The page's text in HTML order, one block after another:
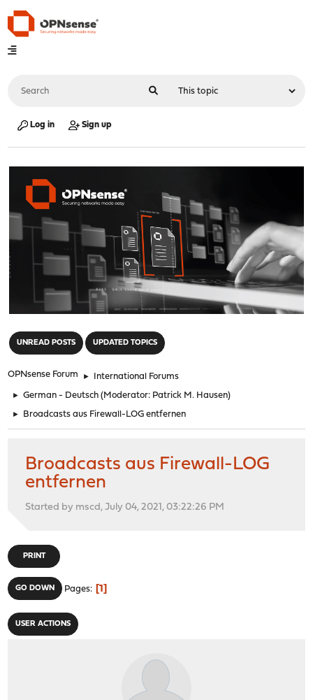
Log in Sign up
UNREAD POSTS UPDATED TOPICS
OPNsense Forum ► International Forums
► German - Deutsch (Moderator: Patrick M. Hausen)
► Broadcasts aus Firewall-LOG entfernen
Broadcasts aus Firewall-LOG
entfernen
Started by mscd, July 04, 2021, 03:22:26 PM
PRINT
GO DOWN Pages 1
USER ACTIONS